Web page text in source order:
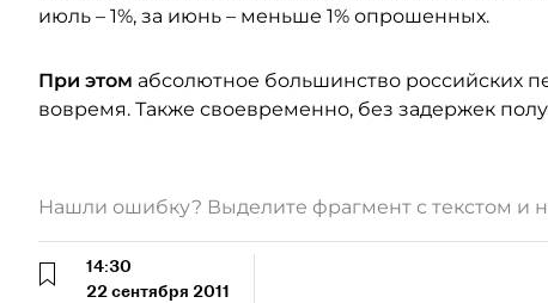
июль – 1%, за июнь – меньше 1% опрошенных.
При этом абсолютное большинство российских
вовремя. Также своевременно, без задержек
Нашли ошибку? Выделите фрагмент с текстом и
14:30
22 сентября 2011